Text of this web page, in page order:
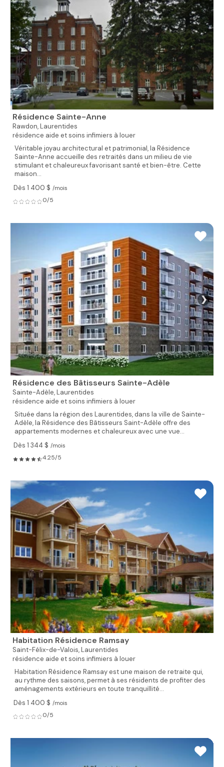
Résidence Sainte-Anne
Rawdon,Laurentides
résidence aide et soins infimiers à louer
Véritable joyau architectural et patrimonial, la Résidence
Sainte-Anne accueille des retraités dans un milieu de vie
stimulant et chaleureux favorisant santé et bien-être. Cette
maison...
Dès 1 400 $ /mois
0/5
❯
Résidence des Bâtisseurs Sainte-Adèle
Sainte-Adèle,Laurentides
résidence aide et soins infimiers à louer
Située dans la région des Laurentides, dans la ville de Sainte-
Adèle, la Résidence des Bâtisseurs Saint-Adèle offre des
appartements modernes et chaleureux avec une vue...
Dès 1 344 $ /mois
4.25/5
Habitation Résidence Ramsay
Saint-Félix-de-Valois,Laurentides
résidence aide et soins infimiers à louer
Habitation Résidence Ramsay est une maison de retraite qui,
au rythme des saisons, permet à ses résidents de profiter des
aménagements extérieurs en toute tranquillité...
Dès 1 400 $ /mois
0/5